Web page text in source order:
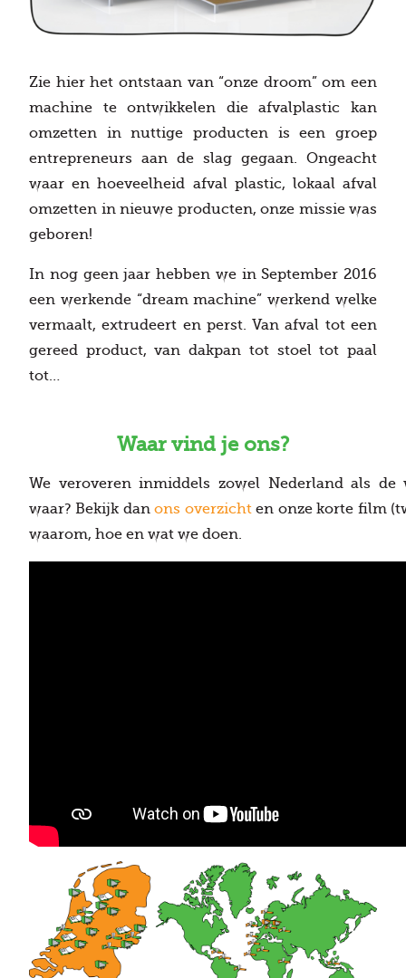
Zie hier het ontstaan van “onze droom” om een
machine te ontwikkelen die afvalplastic kan
omzetten in nuttige producten is een groep
entrepreneurs aan de slag gegaan. Ongeacht
waar en hoeveelheid afval plastic, lokaal afval
omzetten in nieuwe producten, onze missie was
geboren!
In nog geen jaar hebben we in September 2016
een werkende “dream machine” werkend welke
vermaalt, extrudeert en perst. Van afval tot een
gereed product, van dakpan tot stoel tot paal
tot…
Waar vind je ons?
We veroveren inmiddels zowel Nederland als de
waar? Bekijk danons overzichten onze korte film
waarom, hoe en wat we doen.